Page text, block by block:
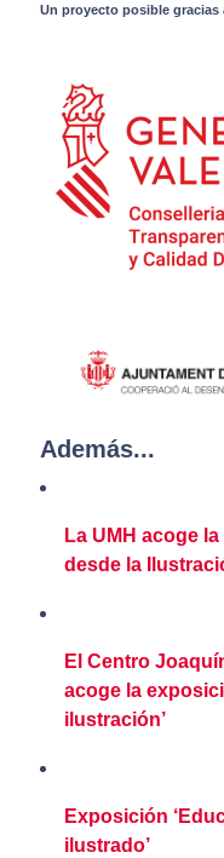
Un proyecto posible gracias
Además...
La UMH acoge
desde la
El Centro
acoge la
ilustración’
Exposición
ilustrado’